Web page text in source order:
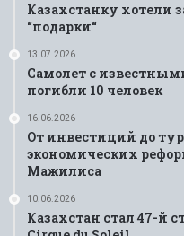
Казахстанку хотели
“подарки“
13.07.2026
Самолет с
погибли 10 человек
16.06.2026
От инвестиций до
экономических
Мажилиса
10.06.2026
Казахстан стал 47-й